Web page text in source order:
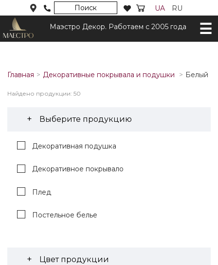
Поиск UA RU
Маэстро Декор. Работаем с 2005 года
Главная Декоративные покрывала и подушки Белый
Найдено продукции: 50
Выберите продукцию
Декоративная подушка
Декоративное покрывало
Плед
Постельное белье
Цвет продукции